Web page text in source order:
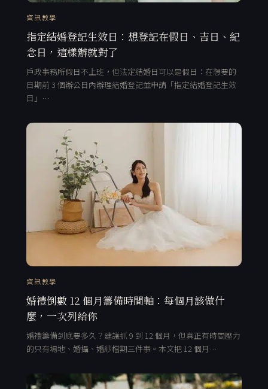
資訊教學
指定結婚登記生效日：想登記在假日、吉日、紀
念日，這樣辦就對了
戶政事務所假日不上班，但法定結婚日可以是假日：在想要的
日期前 3 個辦公日內辦理結婚登記並申請「指定結婚登記生效
日」…
資訊教學
婚禮倒數 12 個月籌備時間軸：每個月該做什
麼，一次列給你
婚禮籌備到底要多久？建議抓 9 到 12 個月，但真正有時間壓力
的只有場地、婚攝、婚紗檔期三件事。本文把 12 個月…